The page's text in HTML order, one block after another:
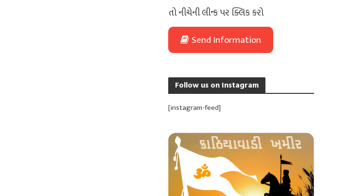
તો નીચેની લીન્ક પર ક્લિક કરો
Send Information
Follow us on Instagram
[instagram-feed]